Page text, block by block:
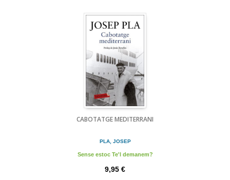
CABOTATGE MEDITERRANI
PLA, JOSEP
Sense estoc Te'l demanem?
9,95 €